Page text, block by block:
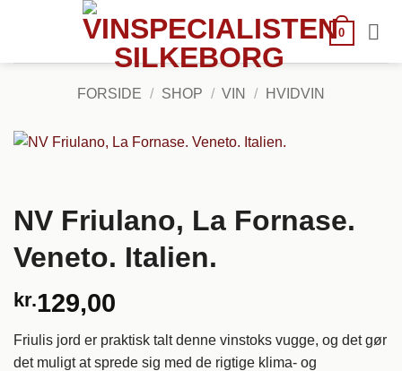
0
FORSIDE / SHOP / VIN / HVIDVIN
NV Friulano, La Fornase.
Veneto. Italien.
kr.129,00
Friulis jord er praktisk talt denne vinstoks vugge, og det gør
det muligt at sprede sig med de rigtige klima- og